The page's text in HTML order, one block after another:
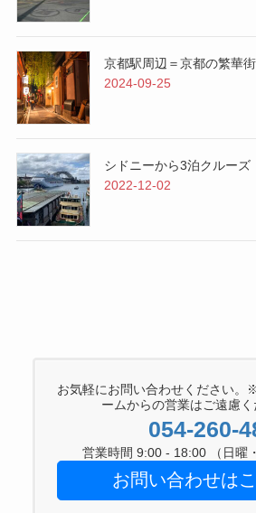
京都駅周辺＝京都の繁華街
2024-09-25
シドニーから3泊クルーズ
2022-12-02
お気軽にお問い合わせください。
ームからの営業はご遠慮く
054-260-
営業時間 9:00 - 18:00 （日曜
お問い合わせは